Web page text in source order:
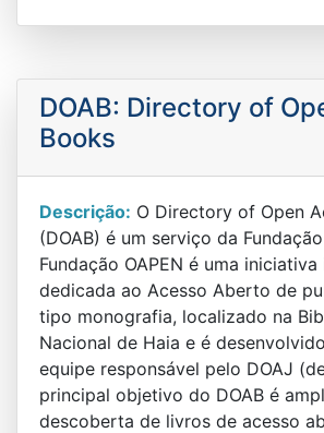
DOAB: Directory of
Books
Descrição: O Directory of Open
(DOAB) é um serviço da
Fundação OAPEN é uma
dedicada ao Acesso Aberto de
tipo monografia, localizado na
Nacional de Haia e é
equipe responsável pelo DOAJ
principal objetivo do DOAB é
descoberta de livros de acesso